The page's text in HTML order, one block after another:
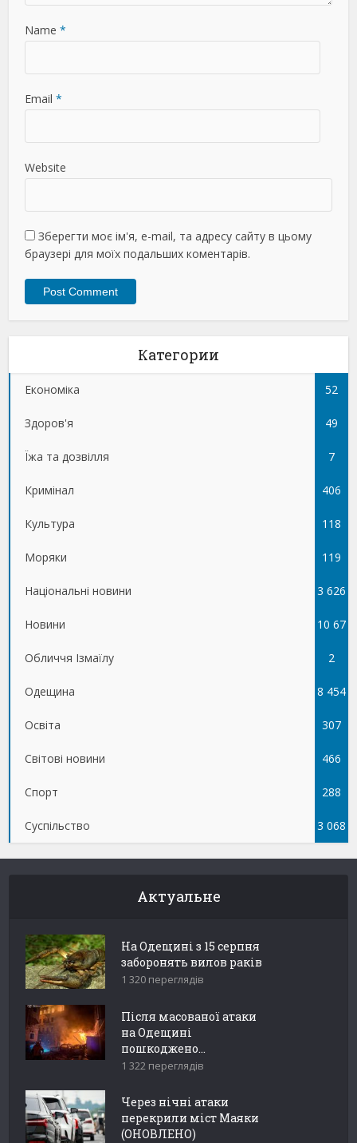
Name *
Email *
Website
Зберегти моє ім'я, e-mail, та адресу сайту в цьому
браузері для моїх подальших коментарів.
Категории
Економіка 52
Здоров'я 49
Їжа та дозвілля 7
Кримінал 406
Культура 118
Моряки 119
Національні новини 3 626
Новини 10 67
5
Обличчя Ізмаїлу 2
Одещина 8 454
Освіта 307
Світові новини 466
Спорт 288
Суспільство 3 068
Актуальне
На Одещині з 15 серпня
заборонять вилов раків
1 320 переглядів
Після масованої атаки
на Одещині
пошкоджено...
1 322 переглядів
Через нічні атаки
перекрили міст Маяки
(ОНОВЛЕНО)